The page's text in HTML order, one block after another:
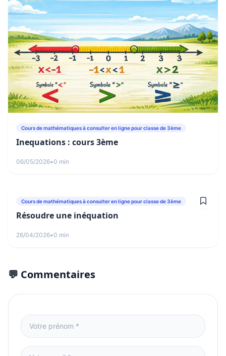
Cours de mathématiques à consulter en ligne pour classe de 3ème
Inequations : cours 3ème
06/05/2026•0 min
Cours de mathématiques à consulter en ligne pour classe de 3ème
Résoudre une inéquation
26/04/2026•0 min
💬 Commentaires